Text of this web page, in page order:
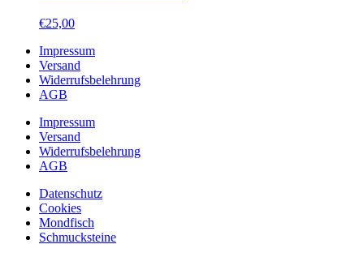
€25,00
Impressum
Versand
Widerrufsbelehrung
AGB
Impressum
Versand
Widerrufsbelehrung
AGB
Datenschutz
Cookies
Mondfisch
Schmucksteine